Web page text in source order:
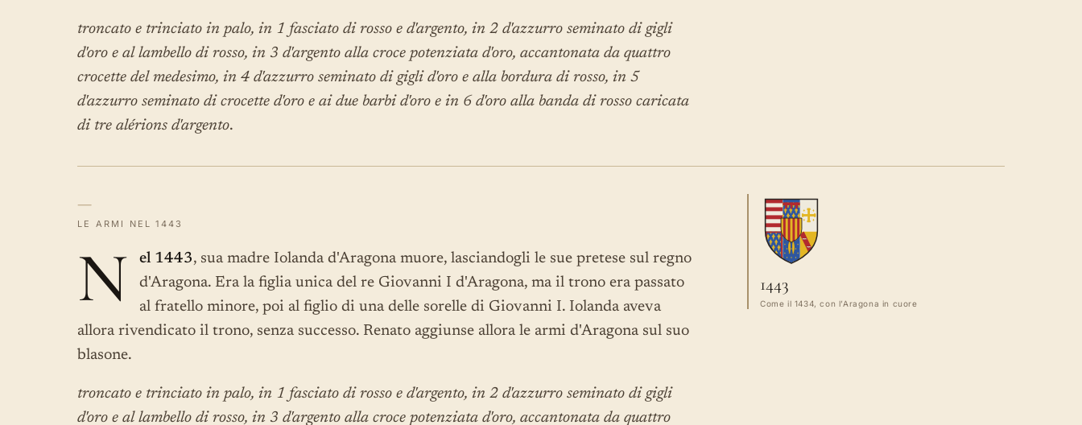
troncato e trinciato in palo, in 1 fasciato di rosso e d'argento, in 2 d'azzurro seminato di gigli
d'oro e al lambello di rosso, in 3 d'argento alla croce potenziata d'oro, accantonata da quattro
crocette del medesimo, in 4 d'azzurro seminato di gigli d'oro e alla bordura di rosso, in 5
d'azzurro seminato di crocette d'oro e ai due barbi d'oro e in 6 d'oro alla banda di rosso caricata
di tre alérions d'argento.
—
LE ARMI NEL 1443
N el 1443, sua madre Iolanda d'Aragona muore, lasciandogli le sue pretese sul regno
d'Aragona. Era la figlia unica del re Giovanni I d'Aragona, ma il trono era passato
al fratello minore, poi al figlio di una delle sorelle di Giovanni I. Iolanda aveva
allora rivendicato il trono, senza successo. Renato aggiunse allora le armi d'Aragona sul suo
blasone.
troncato e trinciato in palo, in 1 fasciato di rosso e d'argento, in 2 d'azzurro seminato di gigli
d'oro e al lambello di rosso, in 3 d'argento alla croce potenziata d'oro, accantonata da quattro
1443
Come il 1434, con l’Aragona in cuore